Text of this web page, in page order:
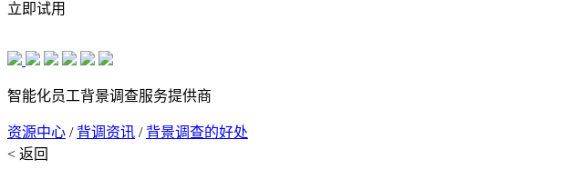
立即试用
智能化员工背景调查服务提供商
资源中心 / 背调资讯 / 背景调查的好处
< 返回